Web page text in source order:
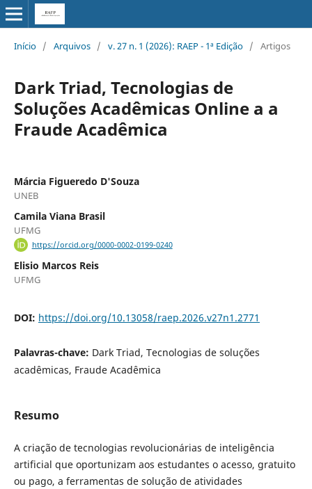
Início / Arquivos / v. 27 n. 1 (2026): RAEP - 1ª Edição / Artigos
Dark Triad, Tecnologias de
Soluções Acadêmicas Online a a
Fraude Acadêmica
Márcia Figueredo D'Souza
UNEB
Camila Viana Brasil
UFMG
https://orcid.org/0000-0002-0199-0240
Elisio Marcos Reis
UFMG
DOI: https://doi.org/10.13058/raep.2026.v27n1.2771
Palavras-chave: Dark Triad, Tecnologias de soluções
acadêmicas, Fraude Acadêmica
Resumo
A criação de tecnologias revolucionárias de inteligência
artificial que oportunizam aos estudantes o acesso, gratuito
ou pago, a ferramentas de solução de atividades